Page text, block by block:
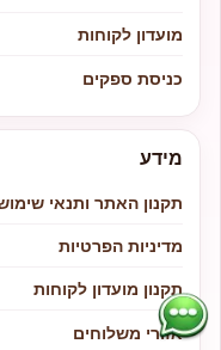
מועדון לקוחות
כניסת ספקים
מידע
תקנון האתר ותנאי
מדיניות הפרטיות
תקנון מועדון לקוחות
אזורי משלוחים